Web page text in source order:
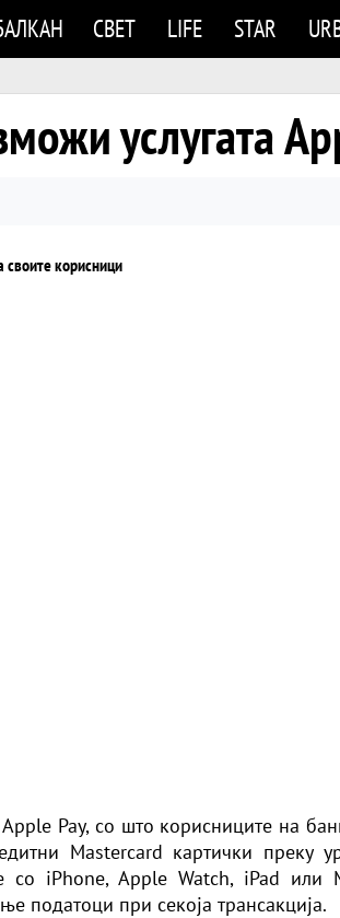
СВЕТ LIFE STAR
услугата
Apple Pay, со што корисниците на
Mastercard картички преку
iPhone, Apple Watch, iPad или
податоци при секоја трансакција.